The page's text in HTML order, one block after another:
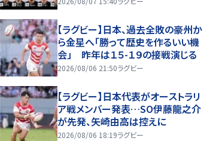
【ラグビー】日本、過去全敗の豪州か
ら金星へ「勝って歴史を作るいい機
会」 昨年は１５-１９の接戦演じる
2026/08/06 21:50ラグビー
【ラグビー】日本代表がオーストラリ
ア戦メンバー発表…SO伊藤龍之介
が先発、矢崎由高は控えに
2026/08/06 18:19ラグビー